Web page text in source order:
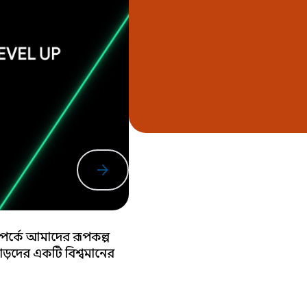
arrow_forward
আমাদের রূপকল্প
একটি বিশ্বমানের